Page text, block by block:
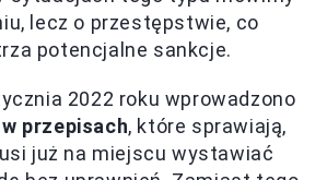
lecz o przestępstwie, co
potencjalne sankcje.
2022 roku wprowadzono
przepisach, które sprawiają,
już na miejscu wystawiać